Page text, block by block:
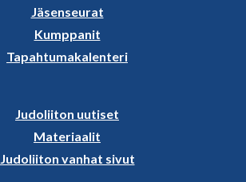
Jäsenseurat
Kumppanit
Tapahtumakalenteri
Judoliiton uutiset
Materiaalit
Judoliiton vanhat sivut